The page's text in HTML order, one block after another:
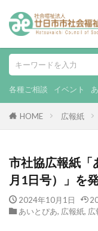
各種ご相談 イベント
HOME 広報紙
市社協広報紙
月1日号）」を
2024年10月1日
あいとぴあ, 広報紙, 広